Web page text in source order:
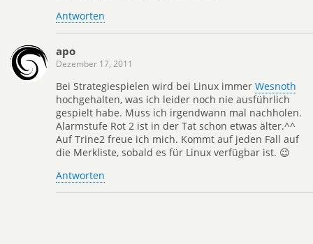
Antworten
apo
Dezember 17, 2011
Bei Strategiespielen wird bei Linux immer Wesnoth
hochgehalten, was ich leider noch nie ausführlich
gespielt habe. Muss ich irgendwann mal nachholen.
Alarmstufe Rot 2 ist in der Tat schon etwas älter.^^
Auf Trine2 freue ich mich. Kommt auf jeden Fall auf
die Merkliste, sobald es für Linux verfügbar ist. 😉
Antworten